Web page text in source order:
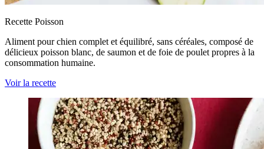
Recette Poisson
Aliment pour chien complet et équilibré, sans céréales, composé de
délicieux poisson blanc, de saumon et de foie de poulet propres à la
consommation humaine.
Voir la recette